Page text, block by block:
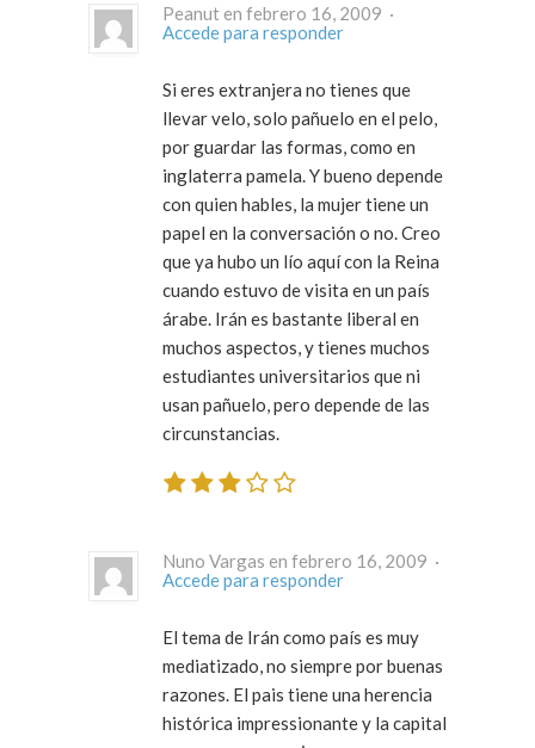
Peanut en febrero 16, 2009 ·
Accede para responder
Si eres extranjera no tienes que
llevar velo, solo pañuelo en el pelo,
por guardar las formas, como en
inglaterra pamela. Y bueno depende
con quien hables, la mujer tiene un
papel en la conversación o no. Creo
que ya hubo un lío aquí con la Reina
cuando estuvo de visita en un país
árabe. Irán es bastante liberal en
muchos aspectos, y tienes muchos
estudiantes universitarios que ni
usan pañuelo, pero depende de las
circunstancias.
Nuno Vargas en febrero 16, 2009 ·
Accede para responder
El tema de Irán como país es muy
mediatizado, no siempre por buenas
razones. El pais tiene una herencia
histórica impressionante y la capital